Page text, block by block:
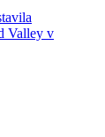
Valley v